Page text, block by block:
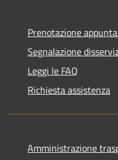
Prenotazione
Segnalazione
Leggi le FAQ
Richiesta assistenza
Amministrazione